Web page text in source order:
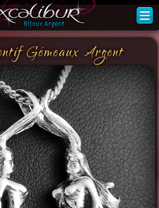
Gémeaux Argent